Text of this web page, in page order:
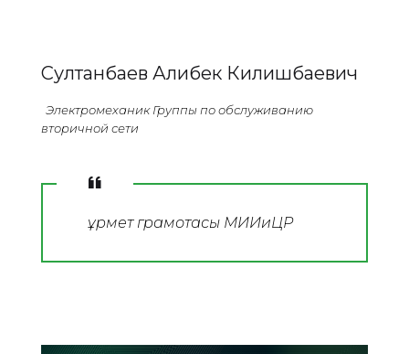
Султанбаев Алибек Килишбаевич
Электромеханик Группы по обслуживанию
вторичной сети
Құрмет грамотасы МИИиЦР